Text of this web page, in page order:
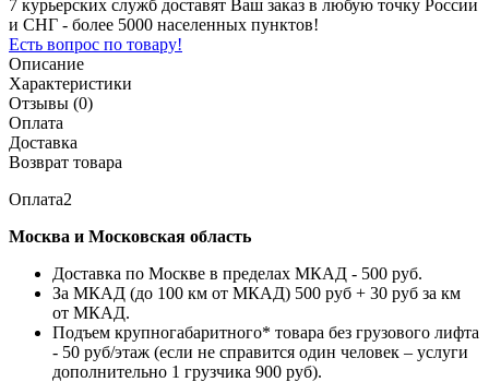
7 курьерских служб доставят Ваш заказ в любую точку России
и СНГ - более 5000 населенных пунктов!
Есть вопрос по товару!
Описание
Характеристики
Отзывы (0)
Оплата
Доставка
Возврат товара
Оплата2
Москва и Московская область
Доставка по Москве в пределах МКАД - 500 руб.
За МКАД (до 100 км от МКАД) 500 руб + 30 руб за км
от МКАД.
Подъем крупногабаритного* товара без грузового лифта
- 50 руб/этаж (если не справится один человек – услуги
дополнительно 1 грузчика 900 руб).